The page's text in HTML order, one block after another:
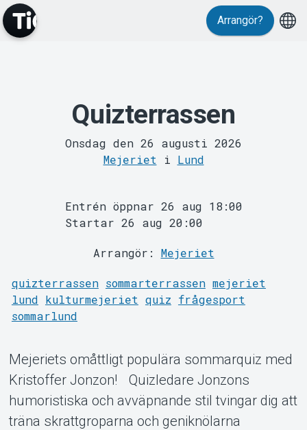
Evenemang
MyTickster
Support
Arrangör?
Quizterrassen
Onsdag den 26 augusti 2026
Mejeriet i Lund
Entrén öppnar 26 aug 18:00
Startar 26 aug 20:00
Arrangör: Mejeriet
quizterrassen sommarterrassen mejeriet
lund kulturmejeriet quiz frågesport
sommarlund
Mejeriets omåttligt populära sommarquiz med
Kristoffer Jonzon! Quizledare Jonzons
humoristiska och avväpnande stil tvingar dig att
träna skrattgroparna och geniknölarna